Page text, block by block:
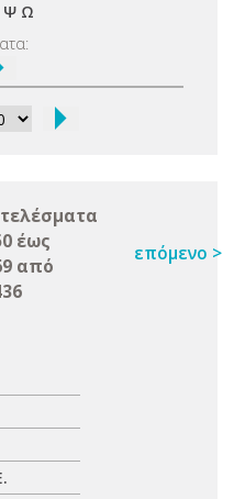
Ψ Ω
έως
από
επόμενο >